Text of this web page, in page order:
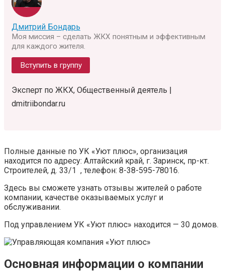
Дмитрий Бондарь
Моя миссия – сделать ЖКХ понятным и эффективным
для каждого жителя.
Вступить в группу
Эксперт по ЖКХ, Общественный деятель |
dmitriibondar.ru
Полные данные по УК «Уют плюс», организация
находится по адресу: Алтайский край, г. Заринск, пр-кт.
Строителей, д. 33/1 , телефон: 8-38-595-78016.
Здесь вы сможете узнать отзывы жителей о работе
компании, качестве оказываемых услуг и
обслуживании.
Под управлением УК «Уют плюс» находится — 30 домов.
Основная информации о компании